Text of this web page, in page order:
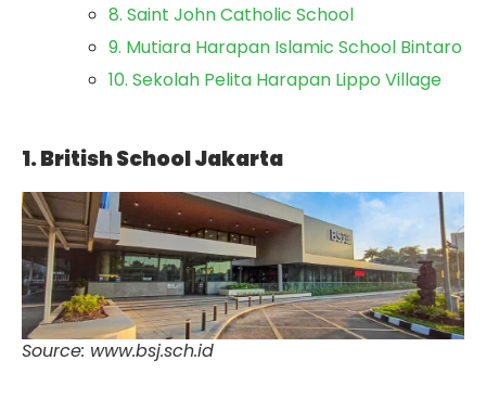
8. Saint John Catholic School
9. Mutiara Harapan Islamic School Bintaro
10. Sekolah Pelita Harapan Lippo Village
1. British School Jakarta
Source: www.bsj.sch.id